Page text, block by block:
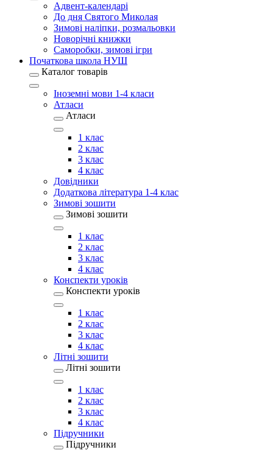
Адвент-календарі
До дня Святого Миколая
Зимові наліпки, розмальовки
Новорічні книжки
Саморобки, зимові ігри
Початкова школа НУШ
Каталог товарів
Іноземні мови 1-4 класи
Атласи
Атласи
1 клас
2 клас
3 клас
4 клас
Довідники
Додаткова література 1-4 клас
Зимові зошити
Зимові зошити
1 клас
2 клас
3 клас
4 клас
Конспекти уроків
Конспекти уроків
1 клас
2 клас
3 клас
4 клас
Літні зошити
Літні зошити
1 клас
2 клас
3 клас
4 клас
Підручники
Підручники